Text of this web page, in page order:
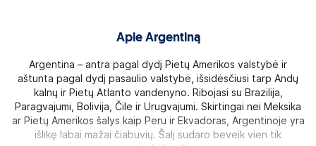
Apie Argentiną
Argentina – antra pagal dydį Pietų Amerikos valstybė ir
aštunta pagal dydį pasaulio valstybė, išsidėsčiusi tarp Andų
kalnų ir Pietų Atlanto vandenyno. Ribojasi su Brazilija,
Paragvajumi, Bolivija, Čile ir Urugvajumi. Skirtingai nei Meksika
ar Pietų Amerikos šalys kaip Peru ir Ekvadoras, Argentinoje yra
išlikę labai mažai čiabuvių. Šalį sudaro beveik vien tik